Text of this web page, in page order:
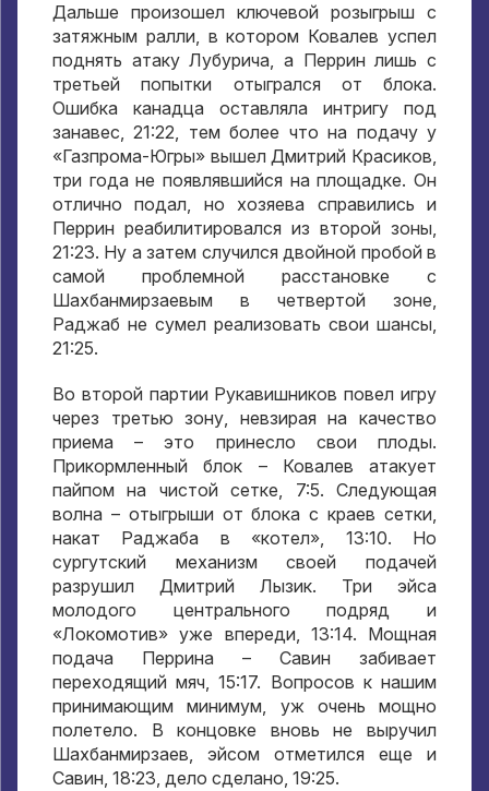
Дальше произошел ключевой розыгрыш с
затяжным ралли, в котором Ковалев успел
поднять атаку Лубурича, а Перрин лишь с
третьей попытки отыгрался от блока.
Ошибка канадца оставляла интригу под
занавес, 21:22, тем более что на подачу у
«Газпрома-Югры» вышел Дмитрий Красиков,
три года не появлявшийся на площадке. Он
отлично подал, но хозяева справились и
Перрин реабилитировался из второй зоны,
21:23. Ну а затем случился двойной пробой в
самой проблемной расстановке с
Шахбанмирзаевым в четвертой зоне,
Раджаб не сумел реализовать свои шансы,
21:25.
Во второй партии Рукавишников повел игру
через третью зону, невзирая на качество
приема – это принесло свои плоды.
Прикормленный блок – Ковалев атакует
пайпом на чистой сетке, 7:5. Следующая
волна – отыгрыши от блока с краев сетки,
накат Раджаба в «котел», 13:10. Но
сургутский механизм своей подачей
разрушил Дмитрий Лызик. Три эйса
молодого центрального подряд и
«Локомотив» уже впереди, 13:14. Мощная
подача Перрина – Савин забивает
переходящий мяч, 15:17. Вопросов к нашим
принимающим минимум, уж очень мощно
полетело. В концовке вновь не выручил
Шахбанмирзаев, эйсом отметился еще и
Савин, 18:23, дело сделано, 19:25.